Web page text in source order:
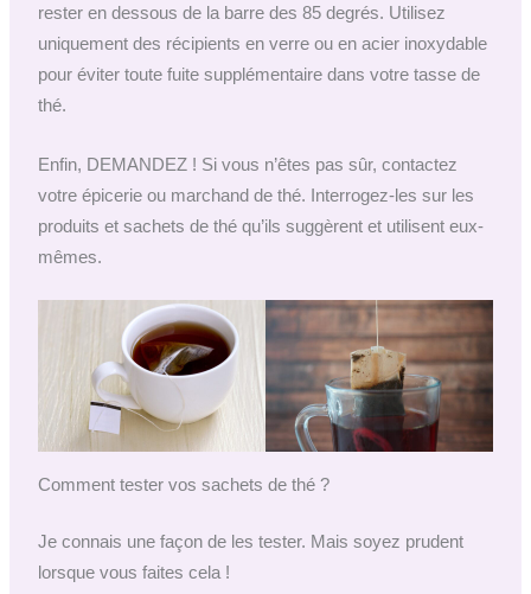
rester en dessous de la barre des 85 degrés. Utilisez
uniquement des récipients en verre ou en acier inoxydable
pour éviter toute fuite supplémentaire dans votre tasse de
thé.
Enfin, DEMANDEZ ! Si vous n’êtes pas sûr, contactez
votre épicerie ou marchand de thé. Interrogez-les sur les
produits et sachets de thé qu’ils suggèrent et utilisent eux-
mêmes.
Comment tester vos sachets de thé ?
Je connais une façon de les tester. Mais soyez prudent
lorsque vous faites cela !